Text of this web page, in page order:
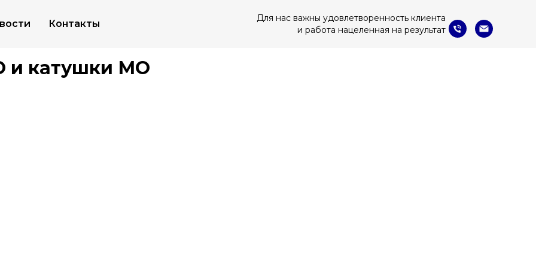
Контакты
Для нас важны удовлетворенность клиента
и работа нацеленная на результат
и катушки МО